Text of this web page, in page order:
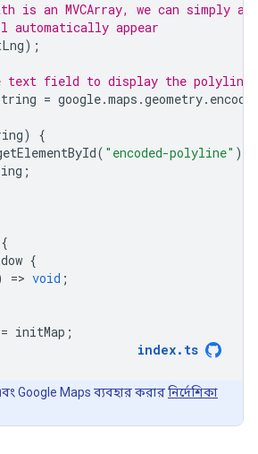
is an MVCArray, we can simply
appear
);
text field to display the polyline
= google.maps .geometry.
)
{
( "encoded-polyline" )
;
{
{
=> void ;
= initMap ;
index. ts
Google Maps ব্যবহার করারনির্দেশিকা